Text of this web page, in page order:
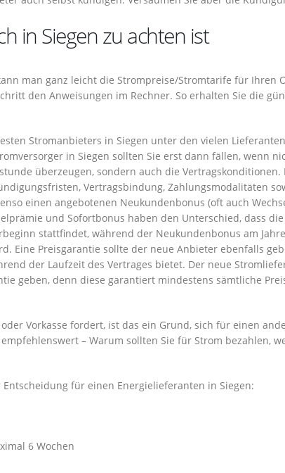
in Siegen zu achten ist
man ganz leicht die Strompreise/Stromtarife für Ihren
den Anweisungen im Rechner. So erhalten Sie die
Stromanbieters in Siegen unter den vielen
in Siegen sollten Sie erst dann fällen, wenn
überzeugen, sondern auch die Vertragskonditionen.
Vertragsbindung, Zahlungsmodalitäten
einen angebotenen Neukundenbonus (oft auch
und Sofortbonus haben den Unterschied, dass
stattfindet, während der Neukundenbonus am
Eine Preisgarantie sollte der neue Anbieter ebenfalls
der Laufzeit des Vertrages bietet. Der neue
geben, denn diese garantiert mindestens sämtliche
Vorkasse fordert, ist das ein Grund, sich für einen
– Warum sollten Sie für Strom bezahlen,
für einen Energielieferanten in Siegen:
6 Wochen